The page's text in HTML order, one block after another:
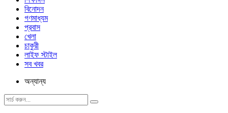
বিনোদন
গণমাধ্যম
প্রবাস
খেলা
চাকুরী
লাইফ স্টাইল
সব খবর
অন্যান্য